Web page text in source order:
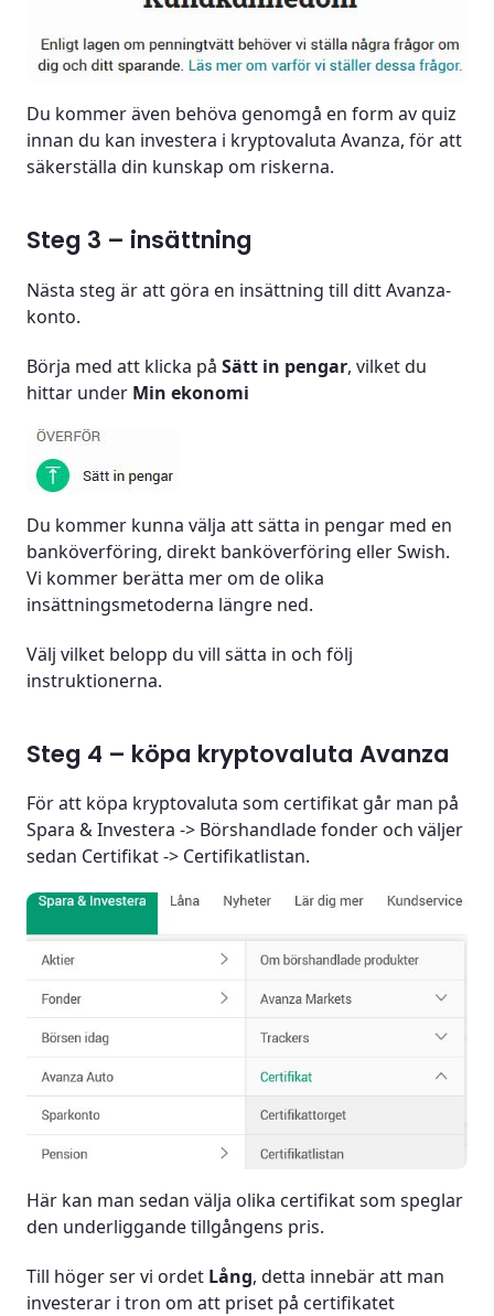
Du kommer även behöva genomgå en form av quiz
innan du kan investera i kryptovaluta Avanza, för att
säkerställa din kunskap om riskerna.
Steg 3 – insättning
Nästa steg är att göra en insättning till ditt Avanza-
konto.
Börja med att klicka på Sätt in pengar, vilket du
hittar under Min ekonomi
Du kommer kunna välja att sätta in pengar med en
banköverföring, direkt banköverföring eller Swish.
Vi kommer berätta mer om de olika
insättningsmetoderna längre ned.
Välj vilket belopp du vill sätta in och följ
instruktionerna.
Steg 4 – köpa kryptovaluta Avanza
För att köpa kryptovaluta som certifikat går man på
Spara & Investera -> Börshandlade fonder och väljer
sedan Certifikat -> Certifikatlistan.
Här kan man sedan välja olika certifikat som speglar
den underliggande tillgångens pris.
Till höger ser vi ordet Lång, detta innebär att man
investerar i tron om att priset på certifikatet